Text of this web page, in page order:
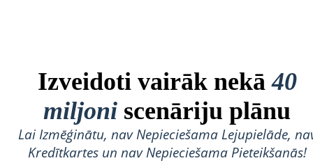
Izveidoti vairāk nekā40
miljoni scenāriju plānu
Lai Izmēģinātu, nav Nepieciešama Lejupielāde,
Kredītkartes un nav Nepieciešama Pieteikšanās!